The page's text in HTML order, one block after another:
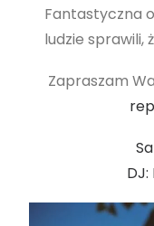
Fantastyczna
ludzie sprawili,
Zapraszam